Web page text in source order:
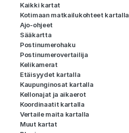
Kaikki kartat
Kotimaan matkailukohteet kartalla
Ajo-ohjeet
Sääkartta
Postinumerohaku
Postinumerovertailija
Kelikamerat
Etäisyydet kartalla
Kaupunginosat kartalla
Kellonajat ja aikaerot
Koordinaatit kartalla
Vertaile maita kartalla
Muut kartat